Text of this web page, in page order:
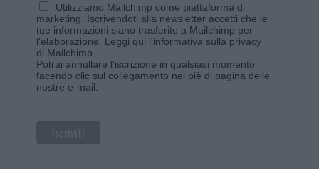
Utilizziamo Mailchimp come piattaforma di
marketing. Iscrivendoti alla newsletter accetti che le
tue informazioni siano trasferite a Mailchimp per
l'elaborazione. Leggi qui l'informativa sulla privacy
di Mailchimp
Potrai annullare l'iscrizione in qualsiasi momento
facendo clic sul collegamento nel piè di pagina delle
nostre e-mail.